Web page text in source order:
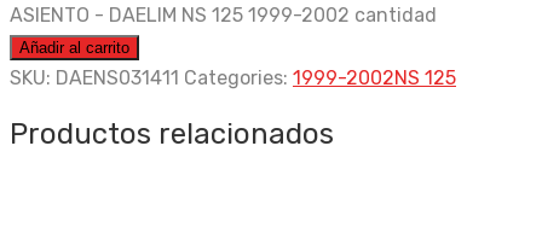
ASIENTO - DAELIM NS 125 1999-2002 cantidad
Añadir al carrito
SKU: DAENS031411 Categories: 1999-2002NS 125
Productos relacionados